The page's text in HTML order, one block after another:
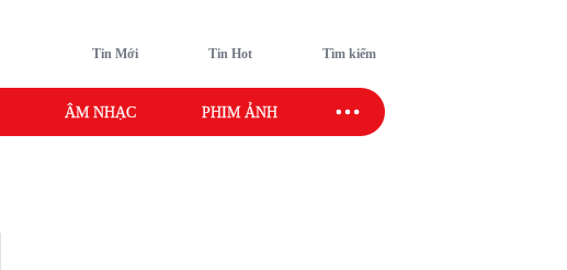
Tin Mới Tin Hot Tìm kiếm
ÂM NHẠC PHIM ẢNH SAO SPORT